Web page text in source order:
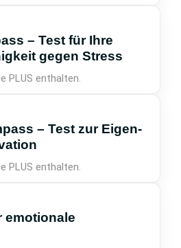
– Test für Ihre
gegen Stress
PLUS enthalten.
– Test zur Eigen-
PLUS enthalten.
emotionale